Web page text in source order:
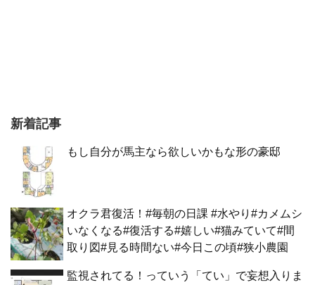
新着記事
もし自分が馬主なら欲しいかもな形の豪邸
オクラ君復活！#毎朝の日課 #水やり#カメムシ
いなくなる#復活する#嬉しい#猫みていて#間
取り図#見る時間ない#今日この頃#狭小農園
監視されてる！っていう「てい」で妄想入りま